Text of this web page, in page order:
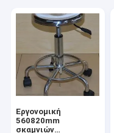
Εργονομική
560820mm
σκαμνιών